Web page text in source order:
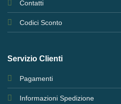
Contatti
Codici Sconto
Servizio Clienti
Pagamenti
Informazioni Spedizione